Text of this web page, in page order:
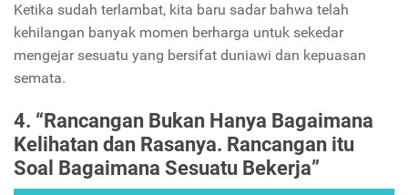
Ketika sudah terlambat, kita baru sadar bahwa telah
kehilangan banyak momen berharga untuk sekedar
mengejar sesuatu yang bersifat duniawi dan kepuasan
semata.
4. “Rancangan Bukan Hanya Bagaimana
Kelihatan dan Rasanya. Rancangan itu
Soal Bagaimana Sesuatu Bekerja”